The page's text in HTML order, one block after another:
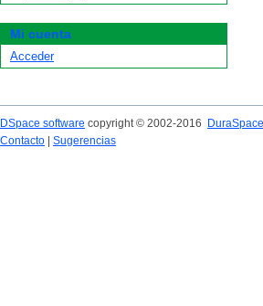
Mi cuenta
Acceder
DSpace software copyright © 2002-2016
DuraSpace
Contacto
Sugerencias